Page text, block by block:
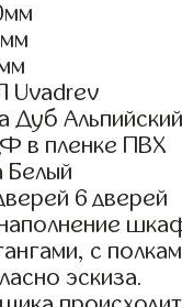
Uvadrev
Дуб Альпийский
в пленке ПВХ
Белый
6 дверей
с
эскиза.